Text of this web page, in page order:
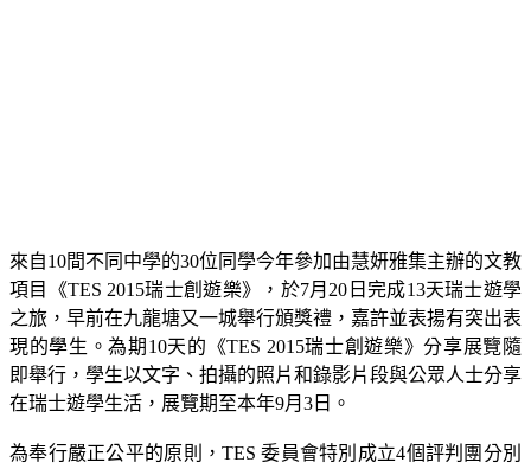
來自10間不同中學的30位同學今年參加由慧妍雅集主辦的文教
項目《TES 2015瑞士創遊樂》，於7月20日完成13天瑞士遊學
之旅，早前在九龍塘又一城舉行頒獎禮，嘉許並表揚有突出表
現的學生。為期10天的《TES 2015瑞士創遊樂》分享展覽隨
即舉行，學生以文字、拍攝的照片和錄影片段與公眾人士分享
在瑞士遊學生活，展覽期至本年9月3日。
為奉行嚴正公平的原則，TES 委員會特別成立4個評判團分別